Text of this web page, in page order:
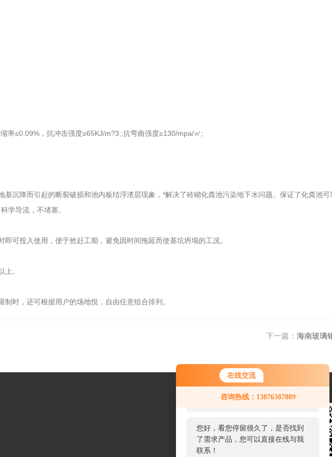
在线交流
咨询热线：13876387889
服务，请问您要咨询什么问题呢？
您好，看您停留很久了，是否找到
了需求产品，您可以直接在线与我
联系！
≤0.09%，抗冲击强度≥65KJ/m?3;;抗弯曲强度≥130/mpa/㎡;
而引起的断裂破损和池内板结浮渣层现象，*解决了砖砌化粪池污染地下水问题。保证了化粪池可
学导流，不堵塞。
投入使用，便于抢赶工期，避免因时间拖延而使基坑坍塌的工况。
。
，还可根据用户的场地悦，自由任意组合排列。
下一篇： 海南玻璃